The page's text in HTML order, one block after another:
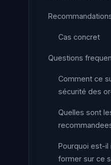
Cas concret
Questions
Comment ce
sécurité des
Quelles sont
Pourquoi est-il
former sur ce